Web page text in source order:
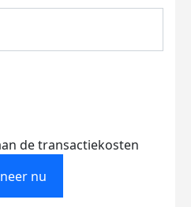
de transactiekosten
nu